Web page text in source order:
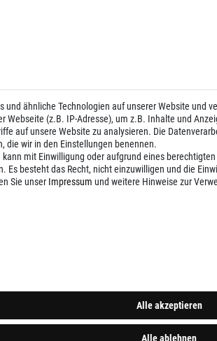
und ähnliche Technologien auf unserer Website und
Webseite (z.B. IP-Adresse), um z.B. Inhalte und
auf unsere Website zu analysieren. Die
die wir in den Einstellungen benennen.
kann mit Einwilligung oder aufgrund eines
Es besteht das Recht, nicht einzuwilligen und die
Sie unser Impressum und weitere Hinweise zur
Alle akzeptieren
Alle ablehnen